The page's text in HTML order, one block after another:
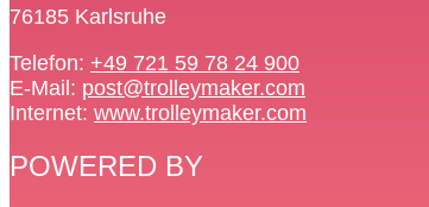
76185 Karlsruhe
Telefon: +49 721 59 78 24 900
E-Mail: post@trolleymaker.com
Internet: www.trolleymaker.com
POWERED BY